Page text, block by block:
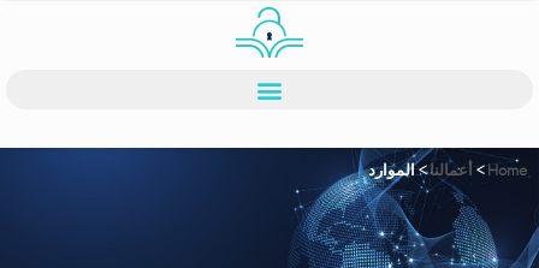
Home
> أعمالنا>الموارد